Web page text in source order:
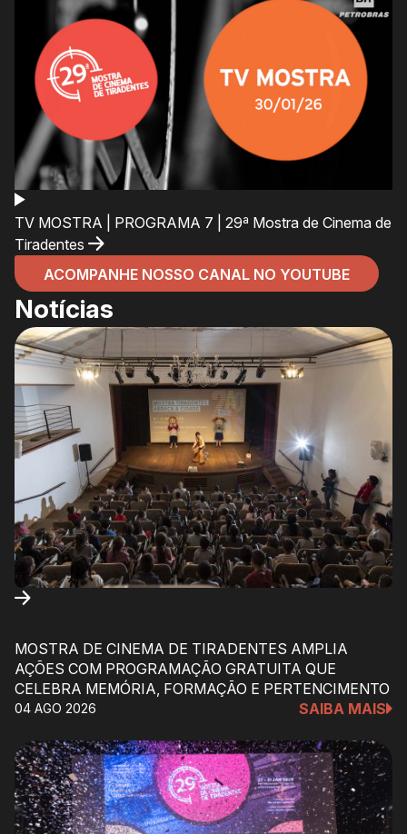
TV MOSTRA | PROGRAMA 7 | 29ª Mostra de Cinema de
Tiradentes
ACOMPANHE NOSSO CANAL NO YOUTUBE
Notícias
MOSTRA DE CINEMA DE TIRADENTES AMPLIA
AÇÕES COM PROGRAMAÇÃO GRATUITA QUE
CELEBRA MEMÓRIA, FORMAÇÃO E PERTENCIMENTO
04 AGO 2026 SAIBA MAIS